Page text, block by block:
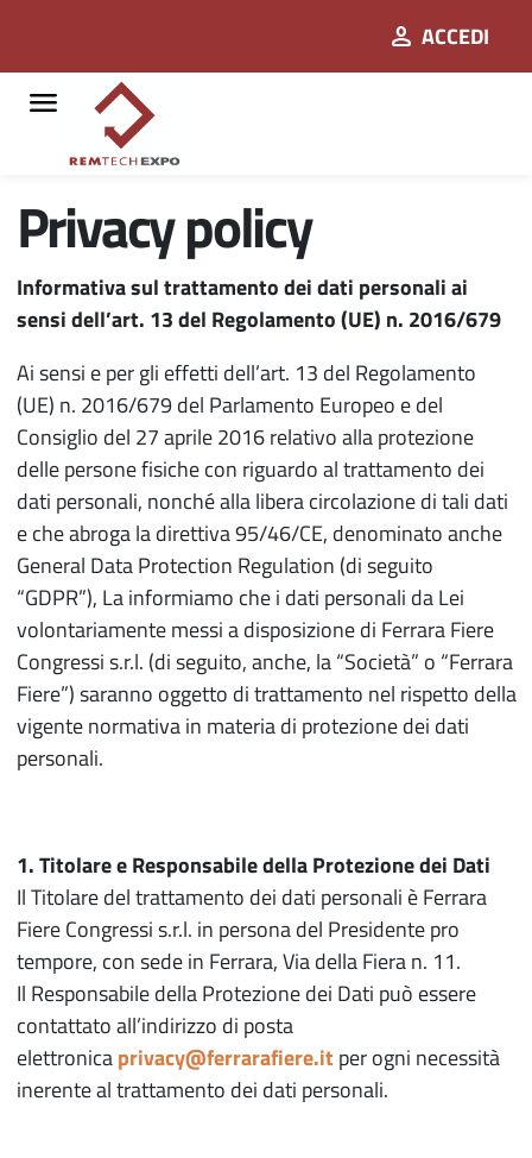
person ACCEDI
menu
Privacy policy
Informativa sul trattamento dei dati personali ai
sensi dell’art. 13 del Regolamento (UE) n. 2016/679
Ai sensi e per gli effetti dell’art. 13 del Regolamento
(UE) n. 2016/679 del Parlamento Europeo e del
Consiglio del 27 aprile 2016 relativo alla protezione
delle persone fisiche con riguardo al trattamento dei
dati personali, nonché alla libera circolazione di tali dati
e che abroga la direttiva 95/46/CE, denominato anche
General Data Protection Regulation (di seguito
“GDPR”), La informiamo che i dati personali da Lei
volontariamente messi a disposizione di Ferrara Fiere
Congressi s.r.l. (di seguito, anche, la “Società” o “Ferrara
Fiere”) saranno oggetto di trattamento nel rispetto della
vigente normativa in materia di protezione dei dati
personali.
1. Titolare e Responsabile della Protezione dei Dati
Il Titolare del trattamento dei dati personali è Ferrara
Fiere Congressi s.r.l. in persona del Presidente pro
tempore, con sede in Ferrara, Via della Fiera n. 11.
Il Responsabile della Protezione dei Dati può essere
contattato all’indirizzo di posta
elettronicaprivacy@ferrarafiere.it per ogni necessità
inerente al trattamento dei dati personali.